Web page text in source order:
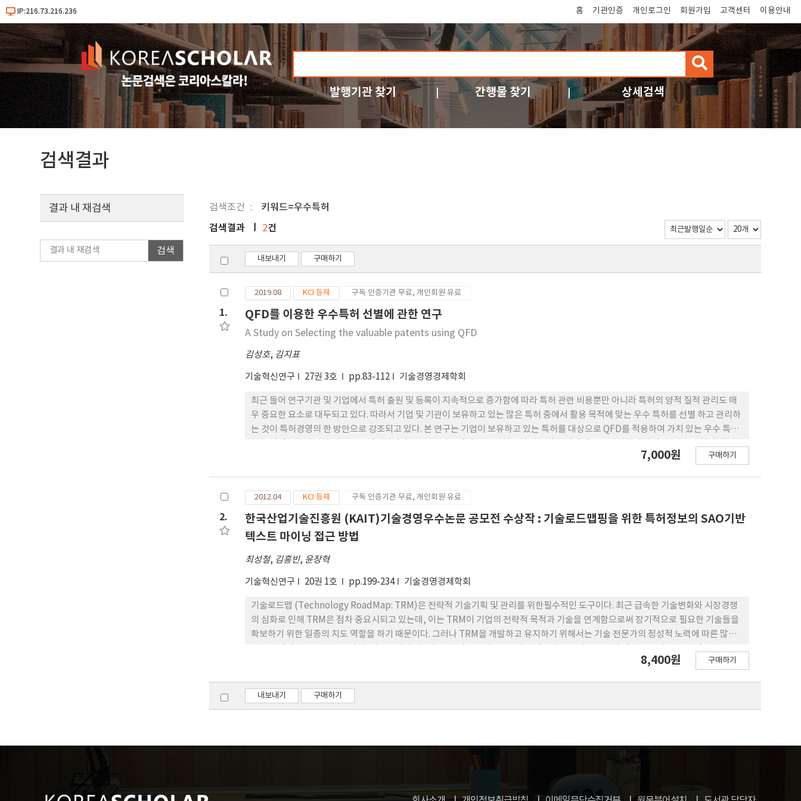
IP:216.73.216.236 홈 기관인증 개인로그인 회원가입 고객센터 이용안내
검
색
발행기관 찾기 간행물 찾기 상세검색
검색결과
검색조건 키워드=우수특허
결과 내 재검색
검색
검색결과 2건
내보내기 구매하기
1.
2019.08 KCI 등재 구독 인증기관 무료, 개인회원 유료
QFD를 이용한 우수특허 선별에 관한 연구
A Study on Selecting the valuable patents using QFD
김성호, 김지표
기술혁신연구 27권 3호 pp.83-112 기술경영경제학회
최근 들어 연구기관 및 기업에서 특허 출원 및 등록이 지속적으로 증가함에 따라 특허 관련 비용뿐만 아니라 특허의 양적 질적 관리도 매
우 중요한 요소로 대두되고 있다. 따라서 기업 및 기관이 보유하고 있는 많은 특허 중에서 활용 목적에 맞는 우수 특허를 선별 하고 관리하
는 것이 특허경영의 한 방안으로 강조되고 있다. 본 연구는 기업이 보유하고 있는 특허를 대상으로 QFD를 적용하여 가치 있는 우수 특허
기업의 요구사항 및 특허품질 특성지표를 도출하였다. 기업의 요구사항의 경우 AHP의 쌍대비교 방식으로 중요도를 결정하였으며, 이를
비교적 손쉽게 선별할 수 있음을 보여 주었다.
7,000원 구매하기
2.
2012.04 KCI 등재 구독 인증기관 무료, 개인회원 유료
한국산업기술진흥원 (KAIT)기술경영우수논문 공모전 수상작 : 기술로드맵핑을 위한 특허정보의 SAO기반
텍스트 마이닝 접근 방법
최성철, 김홍빈, 윤장혁
기술혁신연구 20권 1호 pp.199-234 기술경영경제학회
기술로드맵 (Technology RoadMap: TRM)은 전략적 기술기획 및 관리를 위한필수적인 도구이다. 최근 급속한 기술변화와 시장경쟁
의 심화로 인해 TRM은 점차 중요시되고 있는데, 이는 TRM이 기업의 전략적 목적과 기술을 연계함으로써 장기적으로 필요한 기술들을
확보하기 위한 일종의 지도 역할을 하기 때문이다. 그러나 TRM을 개발하고 유지하기 위해서는 기술 전문가의 정성적 노력에 따른 많은
의 최근 주요 관심사 중의 하나이다. 비록 TRM 개발을 위해 키워드 기반의 접근방법(Keyword-based Patent Analysis)이 제시된 바
접근은 기술의 목적, 구성, 효과 (Objective, Structure, Effect: OSE)에 대한 정보를 제공하지 못하기 때문에 기술로드맵핑 시 기술
정보의 활용성 측면에서 한계점을 지닌다. 이에, 본 연구는 기능 (Function) 기반의 접근법을 활용한 기술로드맵핑 방법을 제시한다. 기
에 적용함으로 써, TRM 개발에 따른 비용과 시간의 절감이 가능하며, 제품이나 기술 OSE에 대한 연구개발 기획전문가의 시야를 넓혀
8,400원 구매하기
내보내기 구매하기